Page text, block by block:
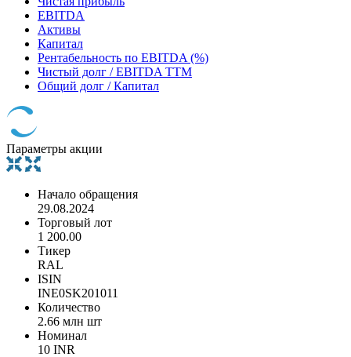
EBITDA
Активы
Капитал
Рентабельность по EBITDA (%)
Чистый долг / EBITDA TTM
Общий долг / Капитал
Параметры акции
Начало обращения
29.08.2024
Торговый лот
1 200.00
Тикер
RAL
ISIN
INE0SK201011
Количество
2.66 млн шт
Номинал
10 INR